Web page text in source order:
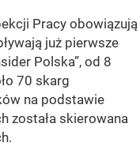
Pracy obowiązują
już pierwsze
Polska”, od 8
70 skarg
na podstawie
została skierowana